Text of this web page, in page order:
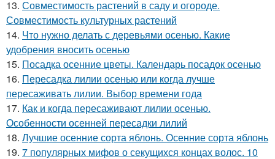
13. Совместимость растений в саду и огороде.
Совместимость культурных растений
14. Что нужно делать с деревьями осенью. Какие
удобрения вносить осенью
15. Посадка осенние цветы. Календарь посадок осенью
16. Пересадка лилии осенью или когда лучше
пересаживать лилии. Выбор времени года
17. Как и когда пересаживают лилии осенью.
Особенности осенней пересадки лилий
18. Лучшие осенние сорта яблонь. Осенние сорта яблонь
19. 7 популярных мифов о секущихся концах волос. 10